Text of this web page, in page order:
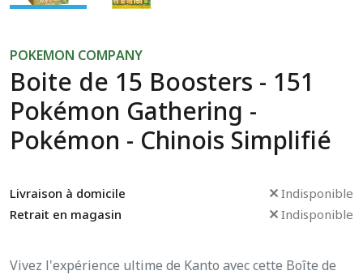
Boite de 15 Boosters - 151
Pokémon Gathering -
Pokémon - Chinois Simplifié
POKEMON COMPANY
Livraison à domicile
Indisponible
Retrait en magasin
Indisponible
Vivez l'expérience ultime de Kanto avec cette Boîte de